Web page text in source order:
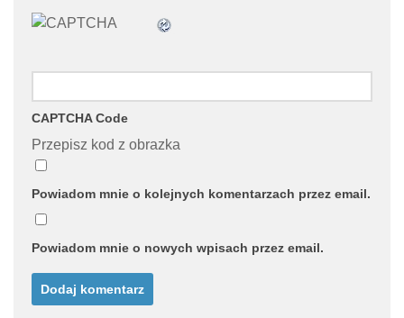
CAPTCHA Code
Przepisz kod z obrazka
Powiadom mnie o kolejnych komentarzach przez email.
Powiadom mnie o nowych wpisach przez email.